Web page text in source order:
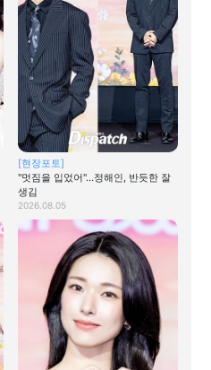
[현장포토]
"멋짐을 입었어"…정해인, 반듯한 잘
생김
2026.08.05